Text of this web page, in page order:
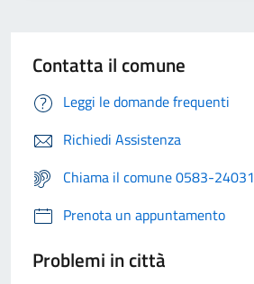
Contatta il comune
Leggi le domande frequenti
Richiedi Assistenza
Chiama il comune 0583-24031
Prenota un appuntamento
Problemi in città